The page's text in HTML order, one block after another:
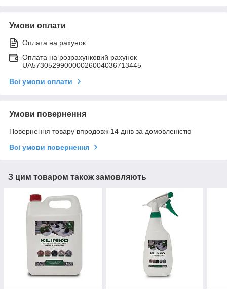
Умови оплати
Оплата на рахунок
Оплата на розрахунковий рахунок
UA573052990000026004036713445
Всі умови оплати
Умови повернення
Повернення товару впродовж 14 днів за домовленістю
Всі умови повернення
З цим товаром також замовляють